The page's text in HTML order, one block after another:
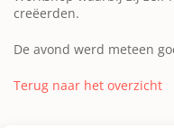
creëerden.
De avond werd meteen
Terug naar het overzicht